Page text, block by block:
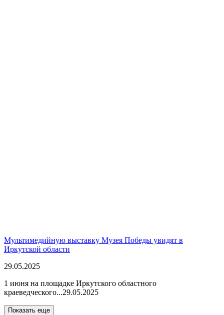
Мультимедийную выставку Музея Победы увидят в
Иркутской области
29.05.2025
1 июня на площадке Иркутского областного
краеведческого...29.05.2025
Показать еще